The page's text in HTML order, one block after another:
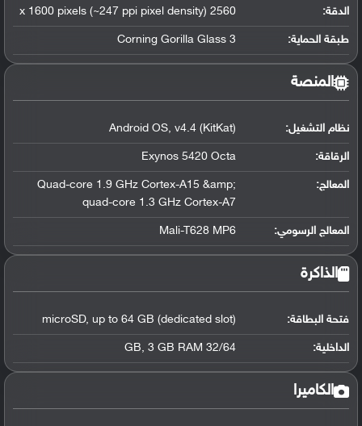
الدقة: 2560 x 1600 pixels (~247 ppi pixel density)
طبقة الحماية: Corning Gorilla Glass 3
المنصة
نظام التشغيل:
Android OS, v4.4 (KitKat)
الرقاقة:
Exynos 5420 Octa
المعالج:
Quad-core 1.9 GHz Cortex-A15 &amp;
quad-core 1.3 GHz Cortex-A7
المعالج الرسومي:
Mali-T628 MP6
الذاكرة
فتحة البطاقة: microSD, up to 64 GB (dedicated slot)
الداخلية: 32/64 GB, 3 GB RAM
الكاميرا